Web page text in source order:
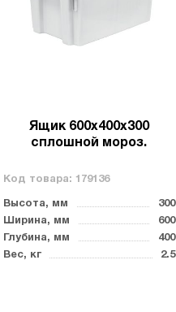
Ящик 600х400х300
сплошной мороз.
Код товара: 179136
Высота, мм
300
Ширина, мм
600
Глубина, мм
400
Вес, кг
2.5